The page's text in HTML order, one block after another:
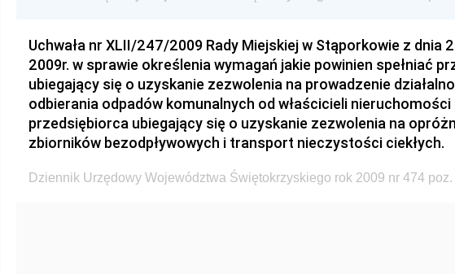
Uchwała nr XLII/247/2009 Rady Miejskiej w Stąporkowie z dnia
2009r. w sprawie określenia wymagań jakie powinien spełniać
ubiegający się o uzyskanie zezwolenia na prowadzenie
odbierania odpadów komunalnych od właścicieli nieruchomości
przedsiębiorca ubiegający się o uzyskanie zezwolenia na
zbiorników bezodpływowych i transport nieczystości ciekłych.
Dziennik Urzędowy Województwa Świętokrzyskiego rok 2009 nr 474 poz.